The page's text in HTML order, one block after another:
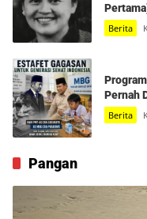
Berita
Pernah
Berita
Pangan